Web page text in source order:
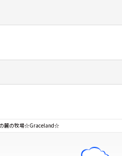
の麓の牧場☆Graceland☆